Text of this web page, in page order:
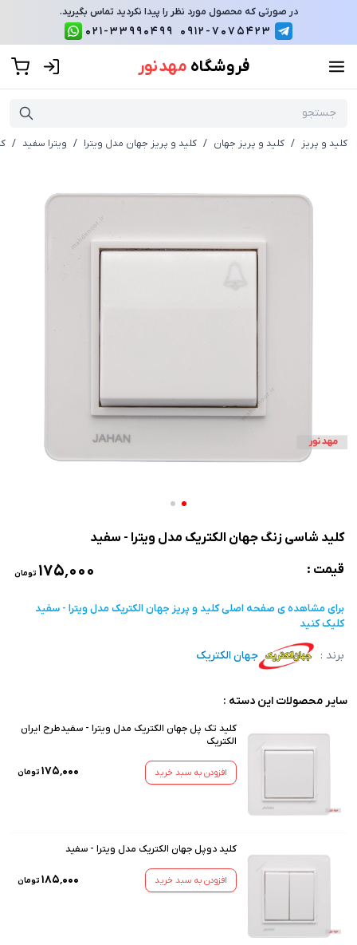
در صورتی که محصول مورد نظر را پیدا نکردید تماس بگیرید.
0912-7075423
021-33990499
فروشگاه مهد نور
کلید و پریز / کلید و پریز جهان / کلید و پریز جهان مدل ویترا / ویترا سفید /
کلید شاسی زنگ جهان الکتریک مدل ویترا - سفید
قیمت :
۱۷۵٬۰۰۰ تومان
برای مشاهده ی صفحه اصلیکلید و پریز جهان الکتریک مدل ویترا - سفید
کلیک کنید
برند : جهان الکتریک
سایر محصولات این دسته :
کلید تک پل جهان الکتریک مدل ویترا - سفیدطرح ایران
الکتریک
افزودن به سبد خرید ۱۷۵٬۰۰۰ تومان
کلید دوپل جهان الکتریک مدل ویترا - سفید
افزودن به سبد خرید ۱۸۵٬۰۰۰ تومان